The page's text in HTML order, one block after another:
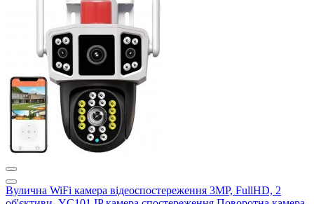
Вулична WiFi камера відеоспостереження 3MP, FullHD, 2